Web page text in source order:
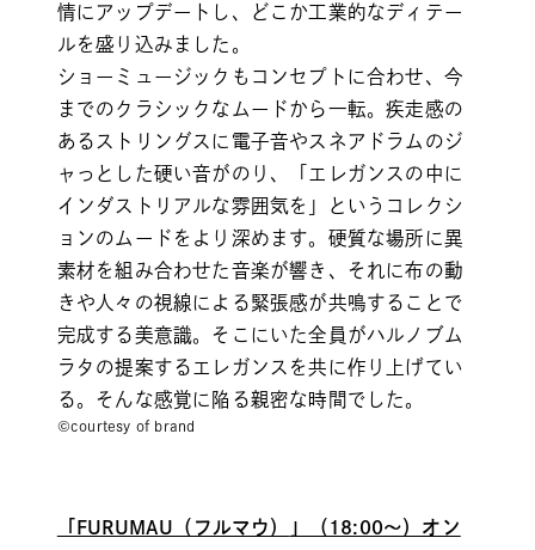
情にアップデートし、どこか工業的なディテー
ルを盛り込みました。
ショーミュージックもコンセプトに合わせ、今
までのクラシックなムードから一転。疾走感の
あるストリングスに電子音やスネアドラムのジ
ャっとした硬い音がのり、「エレガンスの中に
インダストリアルな雰囲気を」というコレクシ
ョンのムードをより深めます。硬質な場所に異
素材を組み合わせた音楽が響き、それに布の動
きや人々の視線による緊張感が共鳴することで
完成する美意識。そこにいた全員がハルノブム
ラタの提案するエレガンスを共に作り上げてい
る。そんな感覚に陥る親密な時間でした。
©courtesy of brand
FURUMAU（フルマウ） 」（18:00～）オン